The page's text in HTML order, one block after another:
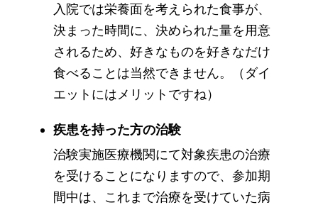
入院では栄養面を考えられた食事が、
決まった時間に、決められた量を用意
されるため、好きなものを好きなだけ
食べることは当然できません。（ダイ
エットにはメリットですね）
疾患を持った方の治験
治験実施医療機関にて対象疾患の治療
を受けることになりますので、参加期
間中は、これまで治療を受けていた病